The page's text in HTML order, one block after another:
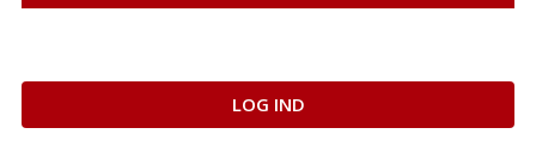
LOG IND